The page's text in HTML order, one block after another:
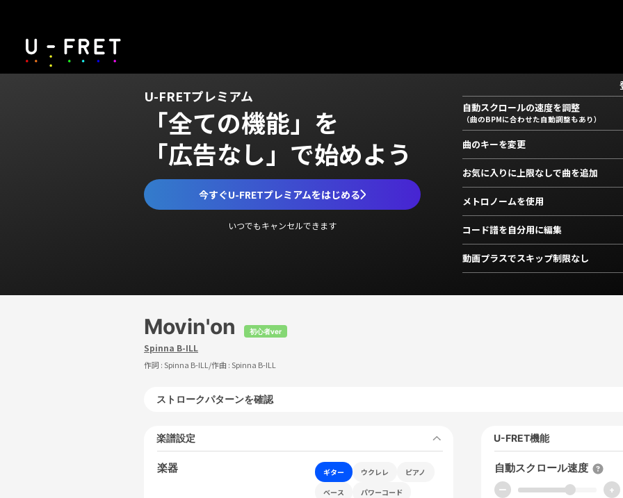
U-FRETプレミアム
「全ての機能」を
「広告なし」で始めよう
今すぐU-FRETプレミアムをはじめる
いつでもキャンセルできます
自動スクロールの速度を調整
（曲のBPMに合わせた自動調整もあり）
曲のキーを変更
お気に入りに上限なしで曲を追加
メトロノームを使用
コード譜を自分用に編集
動画プラスでスキップ制限なし
Movin'on 初心者ver
Spinna B-ILL
作詞 :Spinna B-ILL /作曲 :Spinna B-ILL
ストロークパターンを確認
楽譜設定
楽器 ギター ウクレレ
ピアノ
ベース
パワーコード
U-FRET機能
自動スクロール速度
ー +